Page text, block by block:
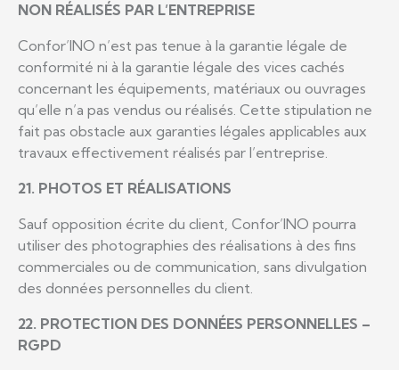
NON RÉALISÉS PAR L’ENTREPRISE
Confor’INO n’est pas tenue à la garantie légale de
conformité ni à la garantie légale des vices cachés
concernant les équipements, matériaux ou ouvrages
qu’elle n’a pas vendus ou réalisés. Cette stipulation ne
fait pas obstacle aux garanties légales applicables aux
travaux effectivement réalisés par l’entreprise.
21. PHOTOS ET RÉALISATIONS
Sauf opposition écrite du client, Confor’INO pourra
utiliser des photographies des réalisations à des fins
commerciales ou de communication, sans divulgation
des données personnelles du client.
22. PROTECTION DES DONNÉES PERSONNELLES –
RGPD